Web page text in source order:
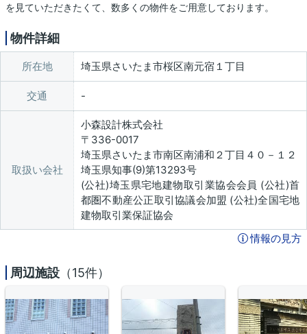
を見ていただきたくて、数多くの物件をご用意しております。
物件詳細
所在地 埼玉県さいたま市桜区南元宿１丁目
交通
取扱い会社
小森設計株式会社
〒336-0017
埼玉県さいたま市南区南浦和２丁目４０－１２
埼玉県知事(9)第13293号
(公社)埼玉県宅地建物取引業協会会員 (公社)首
都圏不動産公正取引協議会加盟 (公社)全国宅地
建物取引業保証協会
情報の見方
周辺施設 （15件）